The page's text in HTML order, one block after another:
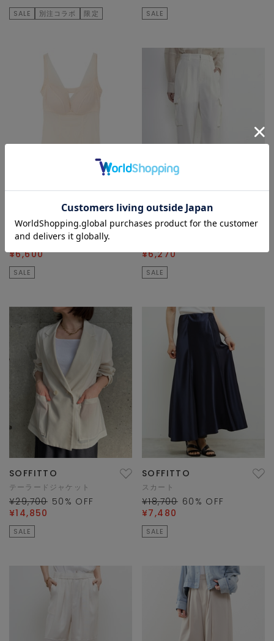
SALE 別注コラボ 限定 SALE
インナーウェア/肌着
¥11,000 40% OFF
¥6,600
SALE
SOFFITTO
その他パンツ
¥6,270
SALE
SOFFITTO
テーラードジャケット
¥29,700 50 % OFF
¥14,850
SALE
SOFFITTO
スカート
¥18,700 60 % OFF
¥7,480
SALE